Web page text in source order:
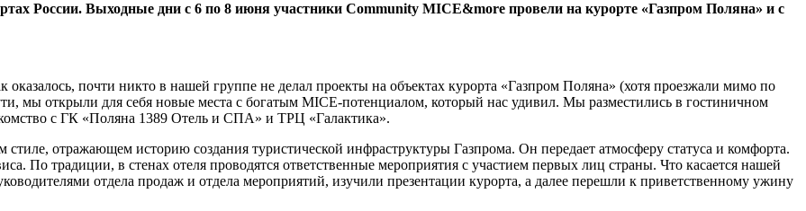
России. Выходные дни с 6 по 8 июня участники Community MICE&more провели на курорте «Газпром Поляна» и с
почти никто в нашей группе не делал проекты на объектах курорта «Газпром Поляна» (хотя проезжали мимо по
мы открыли для себя новые места с богатым MICE-потенциалом, который нас удивил. Мы разместились в гостиничном
с ГК «Поляна 1389 Отель и СПА» и ТРЦ «Галактика».
отражающем историю создания туристической инфраструктуры Газпрома. Он передает атмосферу статуса и комфорта.
По традиции, в стенах отеля проводятся ответственные мероприятия с участием первых лиц страны. Что касается нашей
отдела продаж и отдела мероприятий, изучили презентации курорта, а далее перешли к приветственному ужину